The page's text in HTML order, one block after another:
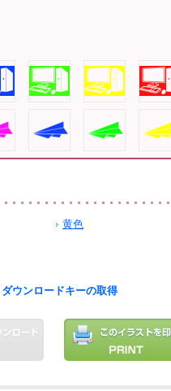
黄色
ダウンロードキーの取得